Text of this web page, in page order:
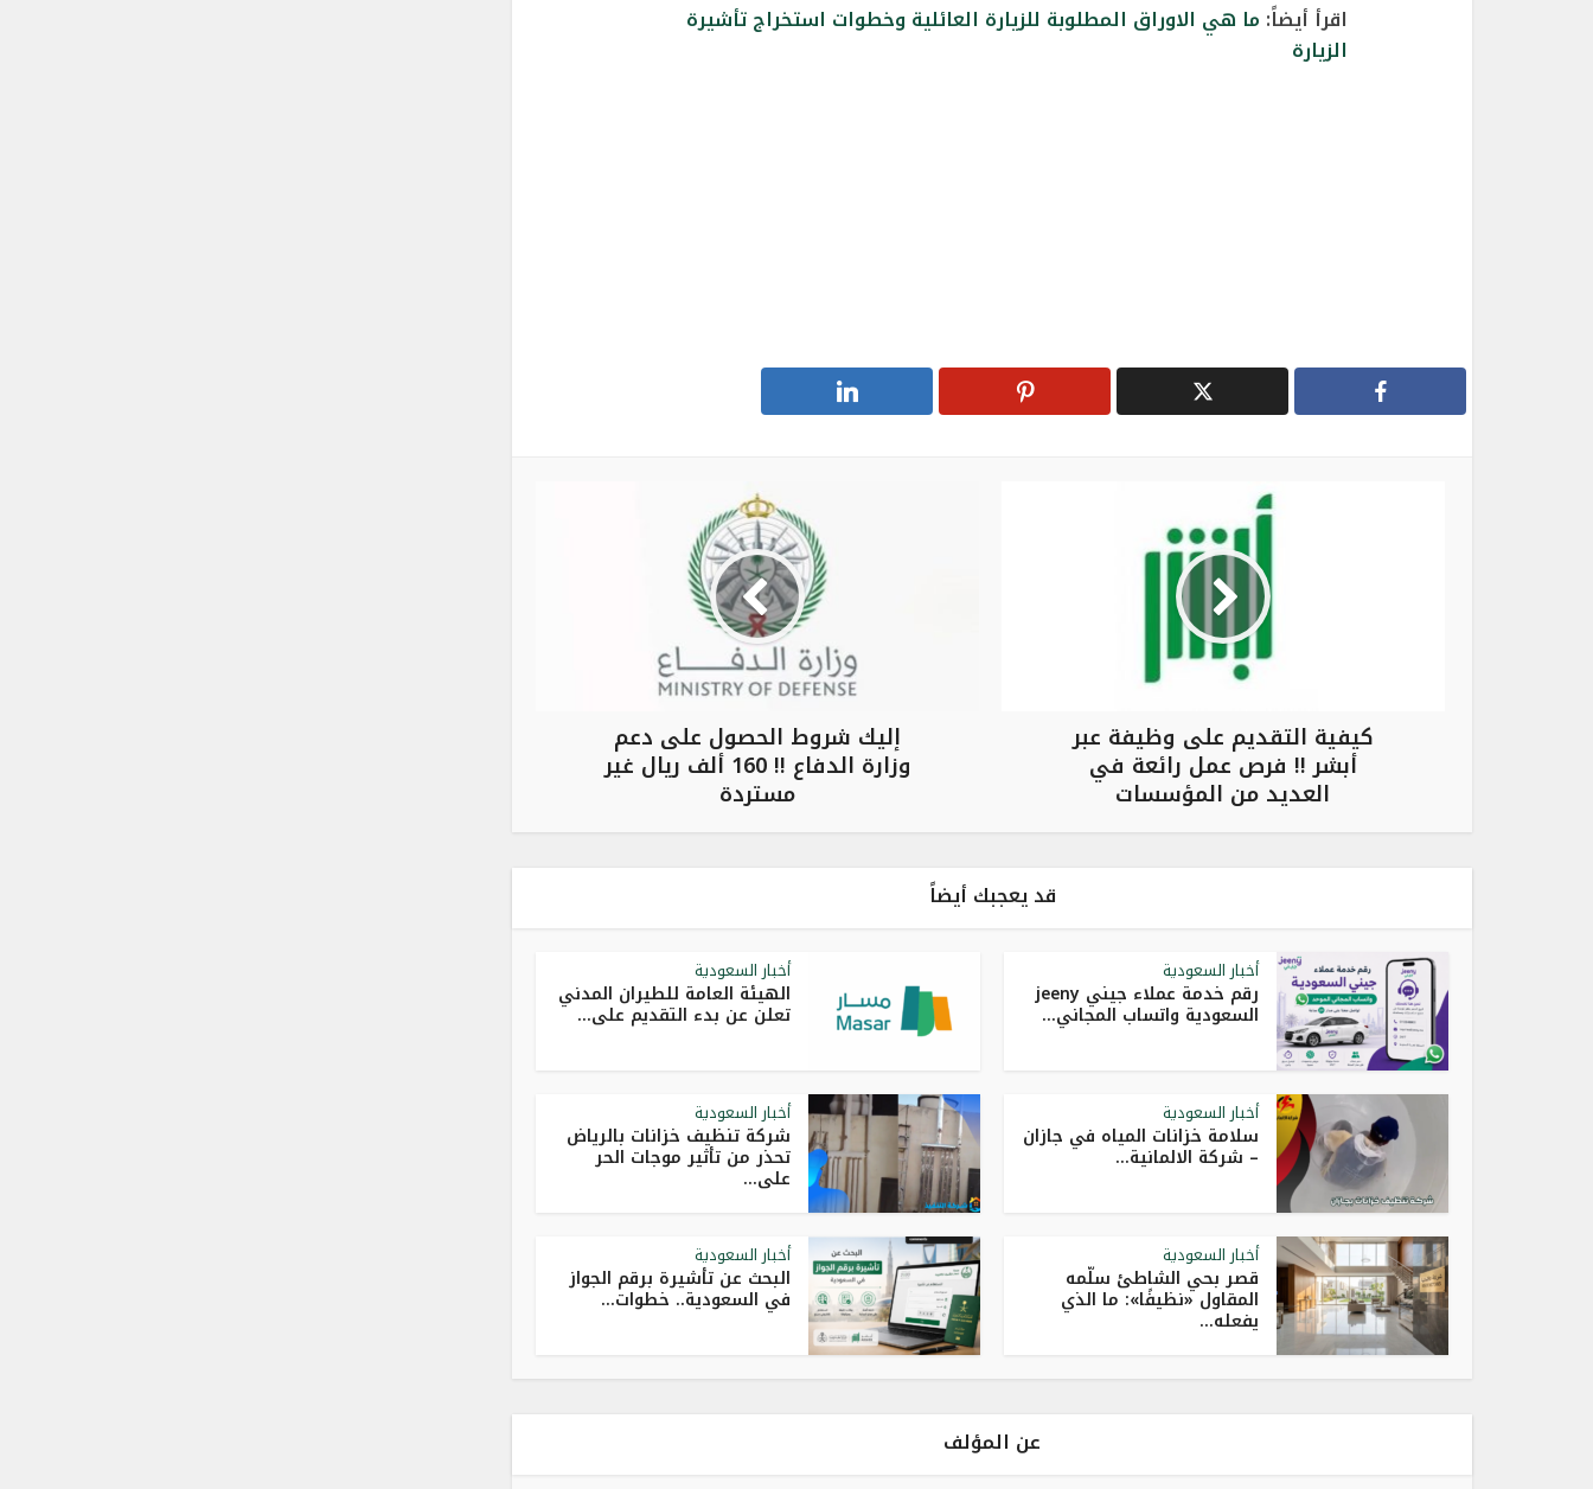
اقرأ أيضاً: ما هي الاوراق المطلوبة للزيارة العائلية وخطوات استخراج تأشيرة
الزيارة
إليك شروط الحصول على دعم
وزارة الدفاع !! 160 ألف ريال غير
مستردة
كيفية التقديم على وظيفة عبر
أبشر !! فرص عمل رائعة في
العديد من المؤسسات
قد يعجبك أيضاً
أخبار السعودية
رقم خدمة عملاء جيني jeeny
السعودية واتساب المجاني...
أخبار السعودية
الهيئة العامة للطيران المدني
تعلن عن بدء التقديم على...
أخبار السعودية
سلامة خزانات المياه في جازان
– شركة الالمانية...
أخبار السعودية
شركة تنظيف خزانات بالرياض
تحذر من تأثير موجات الحر
على...
أخبار السعودية
قصر بحي الشاطئ سلّمه
المقاول «نظيفًا»: ما الذي
يفعله...
أخبار السعودية
البحث عن تأشيرة برقم الجواز
في السعودية.. خطوات...
عن المؤلف